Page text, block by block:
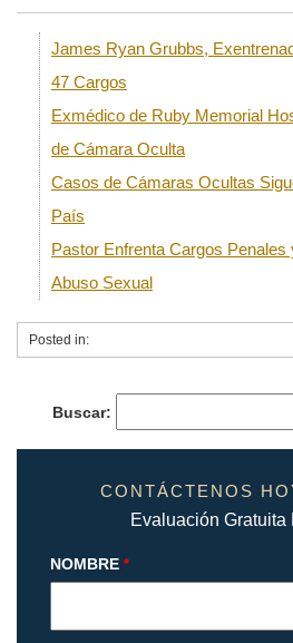
James Ryan Grubbs,
47 Cargos
Exmédico de Ruby Memorial
de Cámara Oculta
Casos de Cámaras Ocultas
País
Pastor Enfrenta Cargos
Abuso Sexual
Posted in:
Buscar:
CONTÁCTENOS
Evaluación Gratuita
NOMBRE *